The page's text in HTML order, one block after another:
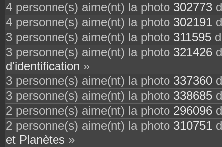
4 personne(s) aime(nt) la photo 302773
4 personne(s) aime(nt) la photo 302191
3 personne(s) aime(nt) la photo 311595
3 personne(s) aime(nt) la photo 321426
d'identification »
3 personne(s) aime(nt) la photo 337360
3 personne(s) aime(nt) la photo 338685
2 personne(s) aime(nt) la photo 296096
2 personne(s) aime(nt) la photo 310751
et Planètes »